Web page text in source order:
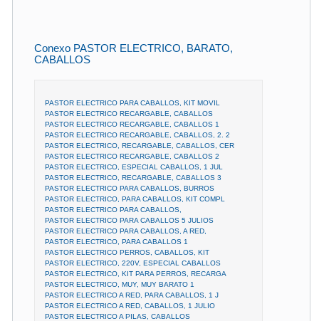
Conexo PASTOR ELECTRICO, BARATO,
CABALLOS
PASTOR ELECTRICO PARA CABALLOS, KIT MOVIL
PASTOR ELECTRICO RECARGABLE, CABALLOS
PASTOR ELECTRICO RECARGABLE, CABALLOS 1
PASTOR ELECTRICO RECARGABLE, CABALLOS, 2. 2
PASTOR ELECTRICO, RECARGABLE, CABALLOS, CER
PASTOR ELECTRICO RECARGABLE, CABALLOS 2
PASTOR ELECTRICO, ESPECIAL CABALLOS, 1 JUL
PASTOR ELECTRICO, RECARGABLE, CABALLOS 3
PASTOR ELECTRICO PARA CABALLOS, BURROS
PASTOR ELECTRICO, PARA CABALLOS, KIT COMPL
PASTOR ELECTRICO PARA CABALLOS,
PASTOR ELECTRICO PARA CABALLOS 5 JULIOS
PASTOR ELECTRICO PARA CABALLOS, A RED,
PASTOR ELECTRICO, PARA CABALLOS 1
PASTOR ELECTRICO PERROS, CABALLOS, KIT
PASTOR ELECTRICO, 220V, ESPECIAL CABALLOS
PASTOR ELECTRICO, KIT PARA PERROS, RECARGA
PASTOR ELECTRICO, MUY, MUY BARATO 1
PASTOR ELECTRICO A RED, PARA CABALLOS, 1 J
PASTOR ELECTRICO A RED, CABALLOS, 1 JULIO
PASTOR ELECTRICO A PILAS, CABALLOS